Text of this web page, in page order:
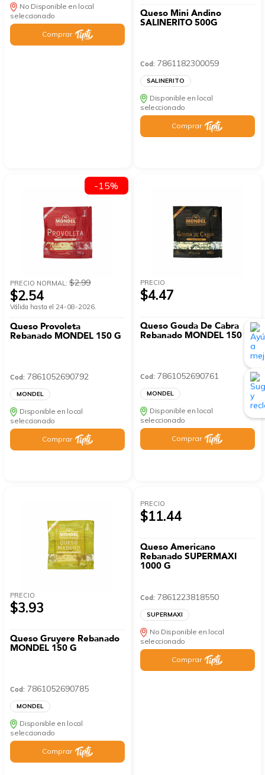
No Disponible en local
seleccionado
Comprar
Queso Mini Andino
SALINERITO 500G
Cod: 7861182300059
SALINERITO
Disponible en local
seleccionado
Comprar
PRECIO NORMAL:$2.99
$2.54
Válida hasta el 24-08-2026.
Queso Provoleta
Rebanado MONDEL 150 G
Cod: 7861052690792
MONDEL
Disponible en local
seleccionado
Comprar
-15%
PRECIO
$4.47
Queso Gouda De Cabra
Rebanado MONDEL 150 G
Cod: 7861052690761
MONDEL
Disponible en local
seleccionado
Comprar
PRECIO
$3.93
Queso Gruyere Rebanado
MONDEL 150 G
Cod: 7861052690785
MONDEL
Disponible en local
seleccionado
Comprar
PRECIO
$11.44
Queso Americano
Rebanado SUPERMAXI
1000 G
Cod: 7861223818550
SUPERMAXI
No Disponible en local
seleccionado
Comprar